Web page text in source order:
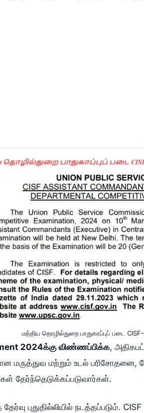
மத்திய தொழில்துறை பாதுகாப்புப் படை
2024க்கு விண்ணப்பிக்க,
மருத்துவ மற்றும் உடல் பரிசோதனை,
தேர்ந்தெடுக்கப்படுவார்கள்.
தேர்வு புதுதில்லியில் நடத்தப்படும்.